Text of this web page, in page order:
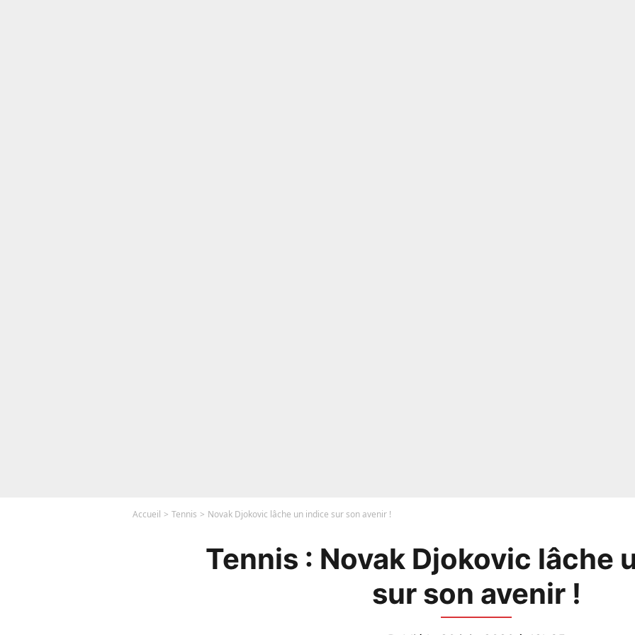
Accueil Tennis Novak Djokovic lâche un indice sur son avenir !
Tennis : Novak Djokovic lâche
sur son avenir !